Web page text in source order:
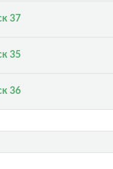
37
35
36